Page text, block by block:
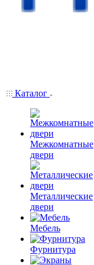
Каталог
Межкомнатные
двери
Металлические
двери
Мебель
Фурнитура